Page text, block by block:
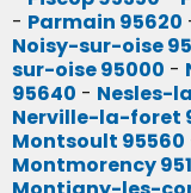
- Parmain 95620
Noisy-sur-oise
sur-oise 95000 -
95640 - Nesles-
Nerville-la-foret
Montsoult 95560
Montmorency